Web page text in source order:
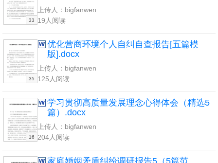
33
上传人：bigfanwen
19人阅读
35
优化营商环境个人自纠自查报告[五篇模
版].docx
上传人：bigfanwen
125人阅读
16
学习贯彻高质量发展理念心得体会（精选5
篇）.docx
上传人：bigfanwen
204人阅读
家庭婚姻矛盾纠纷调研报告5（5篇范